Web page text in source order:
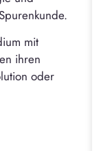
mit
ihren
oder